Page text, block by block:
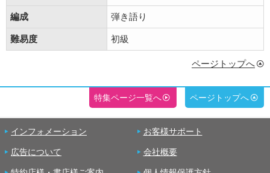
編成 弾き語り
難易度 初級
ページトップへ
特集ページ一覧へ ページトップへ
インフォメーション お客様サポート
広告について 会社概要